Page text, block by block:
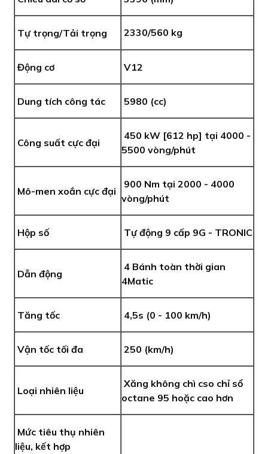
Tự trọng/Tải trọng 2330/560 kg
Động cơ V12
Dung tích công tác 5980 (cc)
Công suất cực đại
450 kW [612 hp] tại 4000 -
5500 vòng/phút
Mô-men xoắn cực đại
900 Nm tại 2000 - 4000
vòng/phút
Hộp số Tự động 9 cấp 9G - TRONIC
Dẫn động
4 Bánh toàn thời gian
4Matic
Tăng tốc 4,5s (0 - 100 km/h)
Vận tốc tối đa 250 (km/h)
Loại nhiên liệu
Xăng không chì cso chỉ sổ
octane 95 hoặc cao hơn
Mức tiêu thụ nhiên
liệu, kết hợp